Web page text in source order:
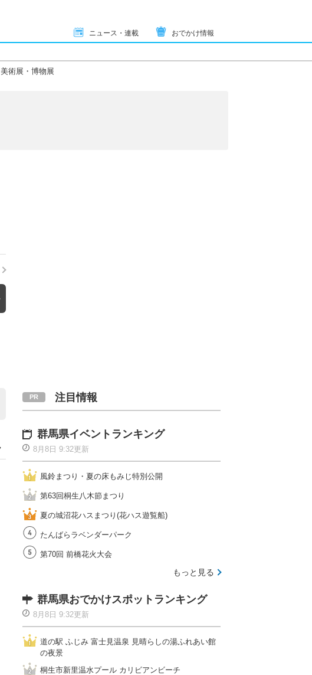
ニュース・連載 おでかけ情報
美術展・博物展
注目情報
群馬県イベントランキング
8月8日 9:32更新
風鈴まつり・夏の床もみじ特別公開
第63回桐生八木節まつり
夏の城沼花ハスまつり(花ハス遊覧船)
たんばらラベンダーパーク
第70回 前橋花火大会
もっと見る
群馬県おでかけスポットランキング
8月8日 9:32更新
道の駅 ふじみ 富士見温泉 見晴らしの湯ふれあい館
の夜景
桐生市新里温水プール カリビアンビーチ